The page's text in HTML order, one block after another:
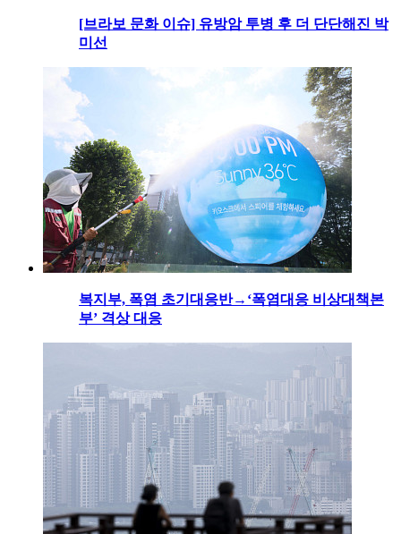
[브라보 문화 이슈] 유방암 투병 후 더 단단해진 박
미선
복지부, 폭염 초기대응반→‘폭염대응 비상대책본
부’ 격상 대응